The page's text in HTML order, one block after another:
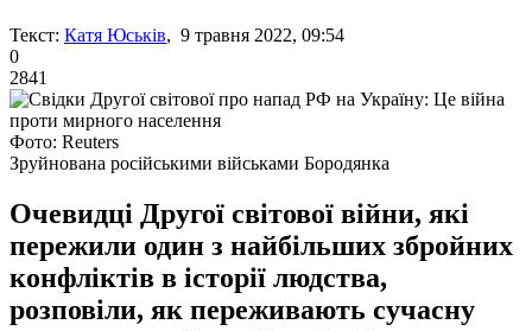
Текст: Катя Юськів, 9 травня 2022, 09:54
0
2841
Фото: Reuters
Зруйнована російськими військами Бородянка
Очевидці Другої світової війни, які
пережили один з найбільших збройних
конфліктів в історії людства,
розповіли, як переживають сучасну